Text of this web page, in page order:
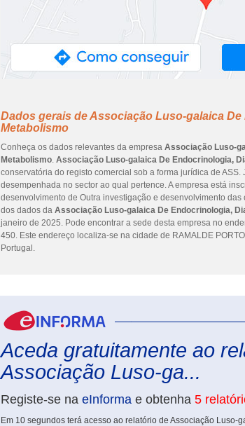
Dados gerais de Associação Luso-galaica
Metabolismo
Conheça os dados relevantes da empresa Associação Luso-
Metabolismo. Associação Luso-galaica De Endocrinologia,
conservatória do registo comercial sob a forma jurídica de
desempenhada no sector ao qual pertence. A empresa está
desenvolvimento de Outra investigação e desenvolvimento
dos dados da Associação Luso-galaica De Endocrinologia,
janeiro de 2025. Pode encontrar a sede desta empresa no
450. Este endereço localiza-se na cidade de RAMALDE
Portugal.
Aceda gratuitamente ao
Associação Luso-ga...
Registe-se na eInforma e obtenha 5
Em 10 segundos terá acesso ao relatório de Associação Luso-